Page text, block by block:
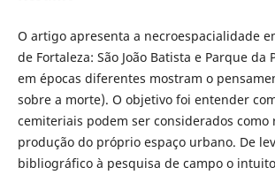
O artigo apresenta a necroespacialidade
de Fortaleza: São João Batista e Parque da
em épocas diferentes mostram o
sobre a morte). O objetivo foi entender
cemiteriais podem ser considerados como
produção do próprio espaço urbano. De
bibliográfico à pesquisa de campo o